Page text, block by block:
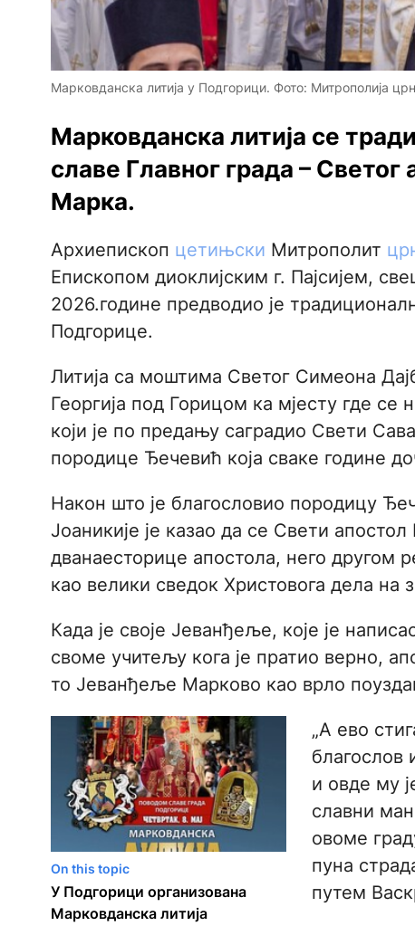
Марковданска литија у Подгорици. Фото: Митрополија
Марковданска литија се
славе Главног града – Светог
Марка.
Архиепископ цетињски Митрополит
Епископом диоклијским г. Пајсијем,
2026.године предводио је
Подгорице.
Литија са моштима Светог Симеона
Георгија под Горицом ка мјесту где
који је по предању саградио Свети
породице Ђечевић која сваке године
Након што је благословио породицу
Јоаникије је казао да се Свети
дванаесторице апостола, него другом
као велики сведок Христовога дела на
Када је своје Јеванђеље, које је
своме учитељу кога је пратио верно,
то Јеванђеље Марково као врло
On this topic
У Подгорици организована
Марковданска литија
„А ево
благослов
и овде му
славни
овоме
пуна
путем